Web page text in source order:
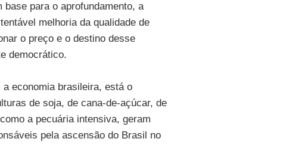
para o aprofundamento, a
melhoria da qualidade de
o preço e o destino desse
democrático.
economia brasileira, está o
de soja, de cana-de-açúcar, de
a pecuária intensiva, geram
pela ascensão do Brasil no